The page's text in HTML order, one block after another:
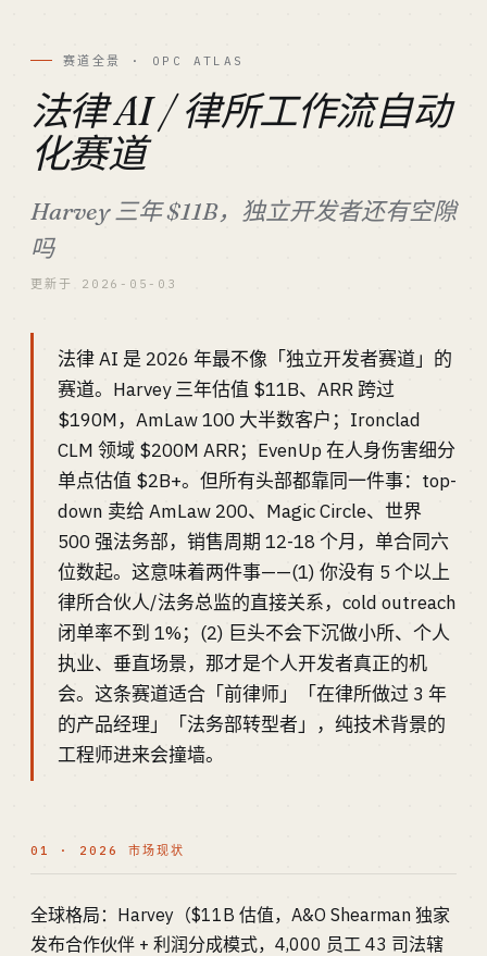
赛道全景 · OPC ATLAS
法律 AI / 律所工作流自动
化赛道
Harvey 三年 $11B，独立开发者还有空隙
吗
更新于 2026-05-03
法律 AI 是 2026 年最不像「独立开发者赛道」的
赛道。Harvey 三年估值 $11B、ARR 跨过
$190M，AmLaw 100 大半数客户；Ironclad
CLM 领域 $200M ARR；EvenUp 在人身伤害细分
单点估值 $2B+。但所有头部都靠同一件事：top-
down 卖给 AmLaw 200、Magic Circle、世界
500 强法务部，销售周期 12-18 个月，单合同六
位数起。这意味着两件事——(1) 你没有 5 个以上
律所合伙人/法务总监的直接关系，cold outreach
闭单率不到 1%；(2) 巨头不会下沉做小所、个人
执业、垂直场景，那才是个人开发者真正的机
会。这条赛道适合「前律师」「在律所做过 3 年
的产品经理」「法务部转型者」，纯技术背景的
工程师进来会撞墙。
01 · 2026 市场现状
全球格局：Harvey（$11B 估值，A&O Shearman 独家
发布合作伙伴 + 利润分成模式，4,000 员工 43 司法辖